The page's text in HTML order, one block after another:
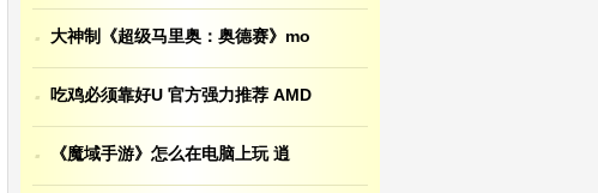
· 大神制《超级马里奥：奥德赛》mo
· 吃鸡必须靠好U 官方强力推荐 AMD
· 《魔域手游》怎么在电脑上玩 逍